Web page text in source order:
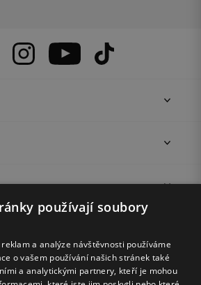
používají soubory
a analýze návštěvnosti používáme
o vašem používání našich stránek také
a analytickými partnery, kteří je mohou